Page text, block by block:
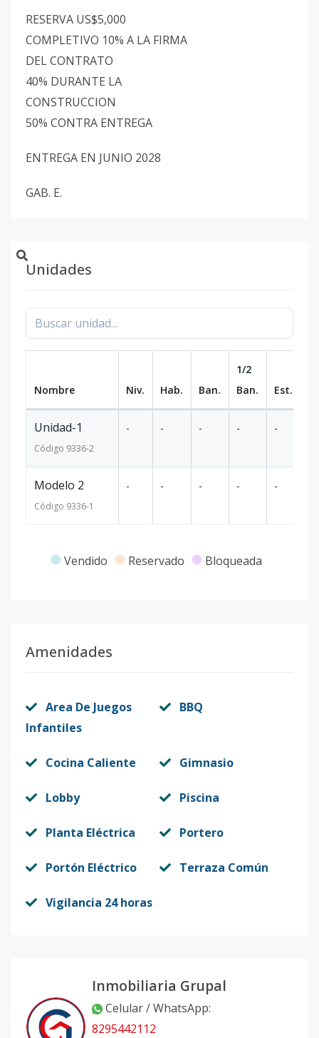
RESERVA US$5,000
COMPLETIVO 10% A LA FIRMA
DEL CONTRATO
40% DURANTE LA
CONSTRUCCION
50% CONTRA ENTREGA
ENTREGA EN JUNIO 2028
GAB. E.
Unidades
Nombre Niv. Hab. Ban.
1/2
Ban.
Est.
Unidad-1
Código 9336-2
- - - - -
Modelo 2
Código 9336-1
- - - - -
Vendido Reservado Bloqueada
Amenidades
Area De Juegos
Infantiles
BBQ
Cocina Caliente Gimnasio
Lobby Piscina
Planta Eléctrica Portero
Portón Eléctrico Terraza Común
Vigilancia 24 horas
Inmobiliaria Grupal
Celular / WhatsApp:
8295442112